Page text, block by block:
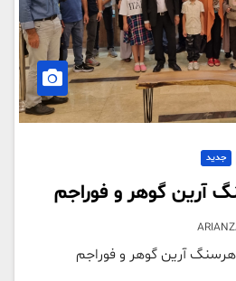
جدید
آرین گوهر و فوراجم
آرین گوهر و فوراجم